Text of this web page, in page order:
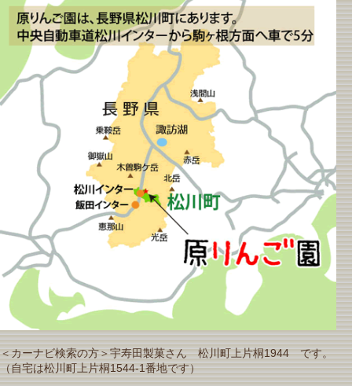
＜カーナビ検索の方＞宇寿田製菓さん 松川町上片桐1944 です。
（自宅は松川町上片桐1544-1番地です）